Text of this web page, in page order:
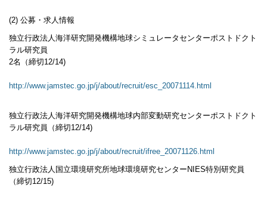
(2) 公募・求人情報
独立行政法人海洋研究開発機構地球シミュレータセンターポストドクト
ラル研究員
2名（締切12/14)
http://www.jamstec.go.jp/j/about/recruit/esc_20071114.html
独立行政法人海洋研究開発機構地球内部変動研究センターポストドクト
ラル研究員（締切12/14)
http://www.jamstec.go.jp/j/about/recruit/ifree_20071126.html
独立行政法人国立環境研究所地球環境研究センターNIES特別研究員
（締切12/15)